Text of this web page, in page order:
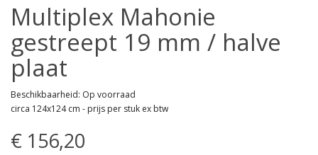
Multiplex Mahonie
gestreept 19 mm / halve
plaat
Beschikbaarheid: Op voorraad
circa 124x124 cm - prijs per stuk ex btw
€ 156,20